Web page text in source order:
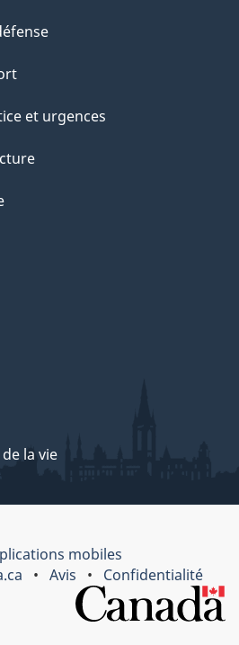
et urgences
la vie
mobiles
Avis
Confidentialité